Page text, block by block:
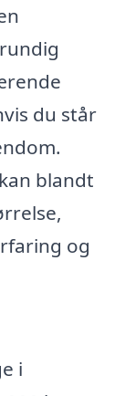
du står
blandt
og
i